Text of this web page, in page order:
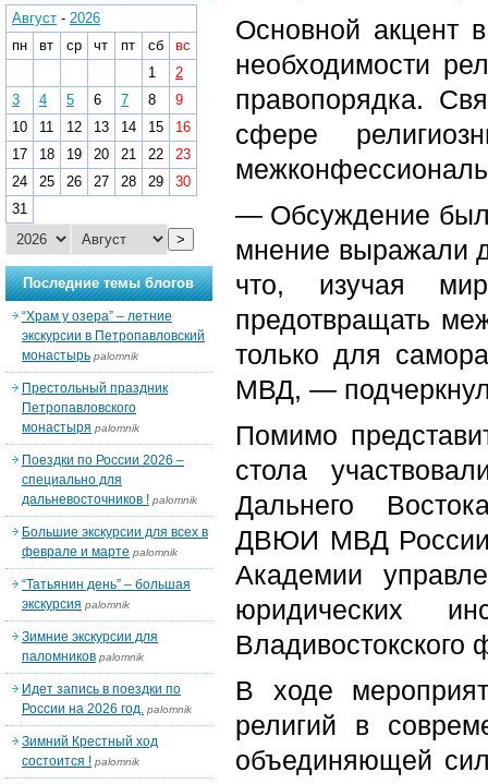
Основной акцент
необходимости
правопорядка.
сфере
— Обсуждение
мнение выражали
что, изучая
предотвращать
только для
МВД, —
Помимо
стола
Дальнего
ДВЮИ МВД России,
Академии
юридических
В ходе
религий в
объединяющей
Август - 2026
пн
вт ср чт пт сб
вс
1
2
3
4 5 6 7 8
9
10
11 12 13 14 15
16
17
18 19 20 21 22
23
24
25 26 27 28 29
30
31
>
Последние темы блогов
“Храм у озера” – летние
экскурсии в Петропавловский
монастырь palomnik
Престольный праздник
Петропавловского
монастыря palomnik
Поездки по России 2026 –
специально для
дальневосточников ! palomnik
Большие экскурсии для всех в
феврале и марте palomnik
“Татьянин день” – большая
экскурсия palomnik
Зимние экскурсии для
паломников palomnik
Идет запись в поездки по
России на 2026 год. palomnik
Зимний Крестный ход
состоится ! palomnik